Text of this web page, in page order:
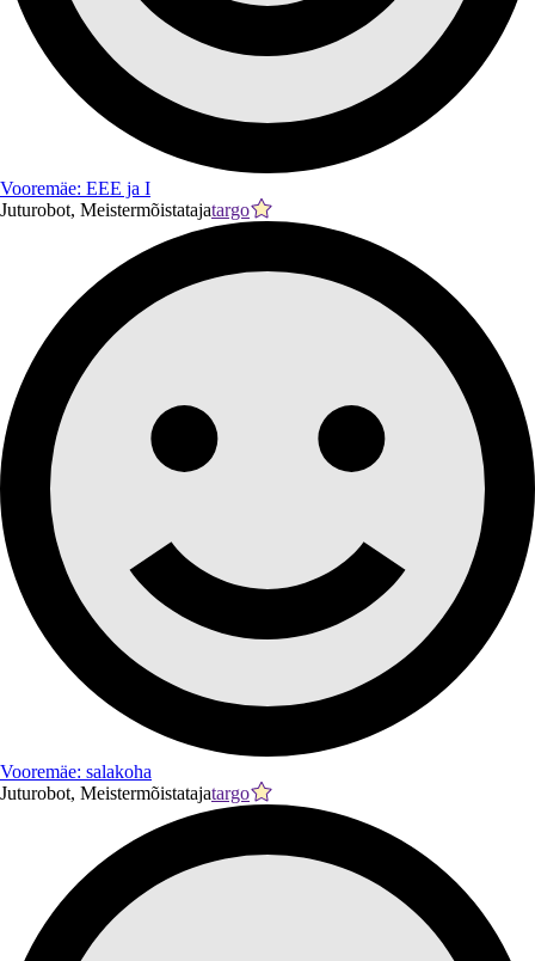
Vooremäe: EEE ja I
Juturobot, Meistermõistatajatargo
Vooremäe: salakoha
Juturobot, Meistermõistatajatargo